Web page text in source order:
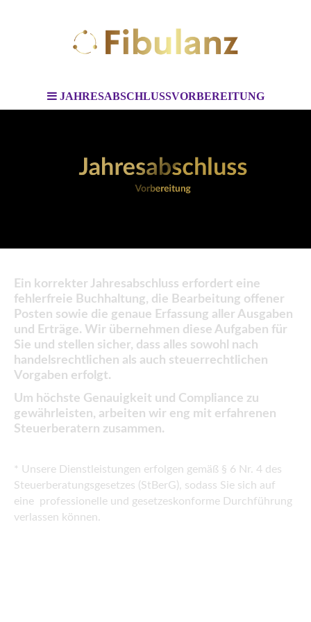
JAHRESABSCHLUSSVORBEREITUNG
Ein korrekter Jahresabschluss erfordert eine
fehlerfreie Buchhaltung, die Bearbeitung offener
Posten sowie die genaue Erfassung aller Ausgaben
und Erträge. Wir übernehmen diese Aufgaben für
Sie und stellen sicher, dass alles sowohl nach
handelsrechtlichen als auch steuerrechtlichen
Vorgaben erfolgt.
Um höchste Genauigkeit und Compliance zu
gewährleisten, arbeiten wir eng mit erfahrenen
Steuerberatern zusammen.
* Unsere Dienstleistungen erfolgen gemäß § 6 Nr. 4 des
Steuerberatungsgesetzes (StBerG), sodass Sie sich auf
eine professionelle und gesetzeskonforme Durchführung
verlassen können.